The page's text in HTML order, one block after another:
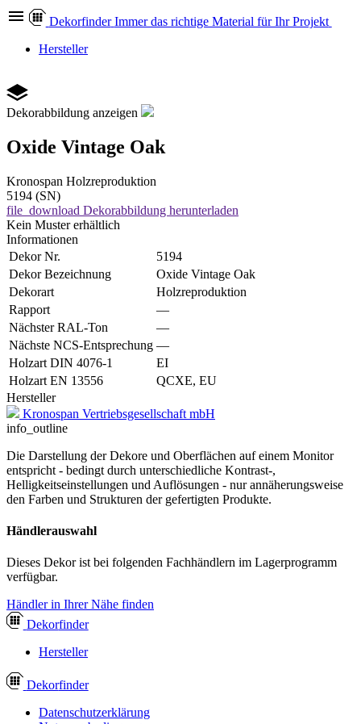
Dekorfinder Immer das richtige Material für Ihr Projekt
Hersteller
Dekorabbildung anzeigen
Oxide Vintage Oak
Kronospan Holzreproduktion
5194 (SN)
file_download Dekorabbildung herunterladen
Kein Muster erhältlich
Informationen
Dekor Nr.
5194
Dekor Bezeichnung
Oxide Vintage Oak
Dekorart
Holzreproduktion
Rapport
—
Nächster RAL-Ton
—
Nächste NCS-Entsprechung —
Holzart DIN 4076-1
EI
Holzart EN 13556
QCXE, EU
Hersteller
Kronospan Vertriebsgesellschaft mbH
info_outline
Die Darstellung der Dekore und Oberflächen auf einem Monitor
entspricht - bedingt durch unterschiedliche Kontrast-,
Helligkeitseinstellungen und Auflösungen - nur annäherungsweise
den Farben und Strukturen der gefertigten Produkte.
Händlerauswahl
Dieses Dekor ist bei folgenden Fachhändlern im Lagerprogramm
verfügbar.
Händler in Ihrer Nähe finden
Dekorfinder
Hersteller
Dekorfinder
Datenschutzerklärung